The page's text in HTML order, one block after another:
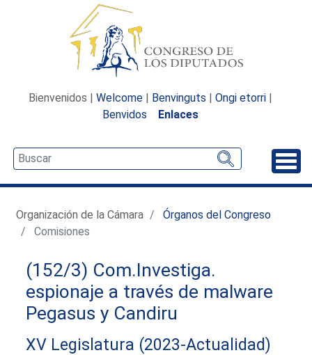
Bienvenidos | Welcome | Benvinguts | Ongi etorri |
Benvidos
Enlaces
Organización de la Cámara
Órganos del Congreso
Comisiones
(152/3) Com.Investiga.
espionaje a través de malware
Pegasus y Candiru
XV Legislatura (2023-Actualidad)